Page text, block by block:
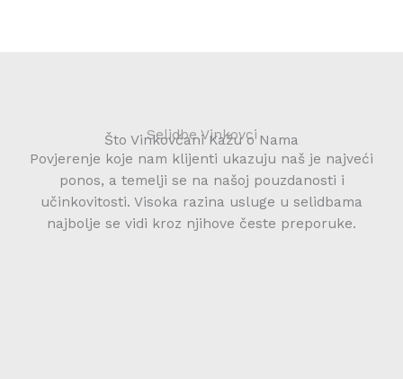
Selidbe Vinkovci
Što Vinkovčani Kažu o Nama
Povjerenje koje nam klijenti ukazuju naš je najveći
ponos, a temelji se na našoj pouzdanosti i
učinkovitosti. Visoka razina usluge u selidbama
najbolje se vidi kroz njihove česte preporuke.